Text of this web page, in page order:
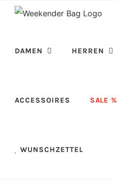
Skip
DAMEN HERREN
ACCESSOIRES SALE %
WUNSCHZETTEL